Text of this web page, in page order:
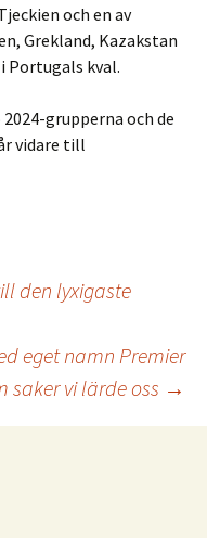
och en av
Grekland, Kazakstan
Portugals kval.
grupperna och de
vidare till
den lyxigaste
eget namn Premier
saker vi lärde oss →